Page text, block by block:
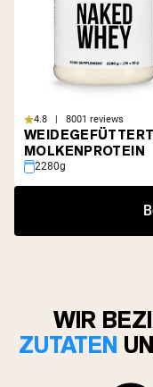
4.8 | 8001 reviews
MOLKENPROTEIN
2280g
WIR
ZUTATEN